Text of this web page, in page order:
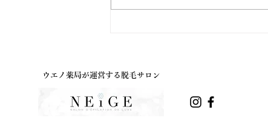
ウエノ薬局が運営する脱毛サロン